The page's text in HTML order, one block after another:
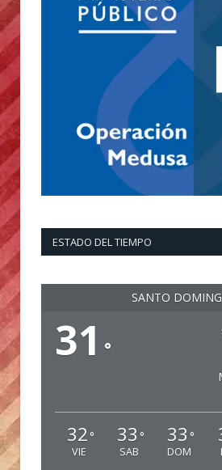
ESTADO DEL TIEMPO
SANTO
31 °
32 °
VIE
33 °
SAB
33 °
DOM